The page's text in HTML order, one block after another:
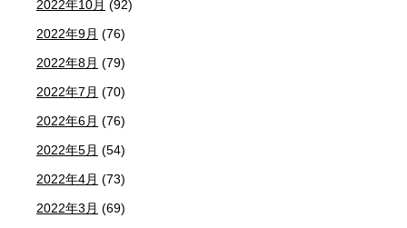
2022年10月 (92)
2022年9月 (76)
2022年8月 (79)
2022年7月 (70)
2022年6月 (76)
2022年5月 (54)
2022年4月 (73)
2022年3月 (69)